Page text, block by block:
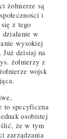
żołnierze są
i
z tego
w
wysokiej
Już dzisiaj na
żołnierzy z
wojsk
to specyficzna
osobistej
że w tym
zarządzania